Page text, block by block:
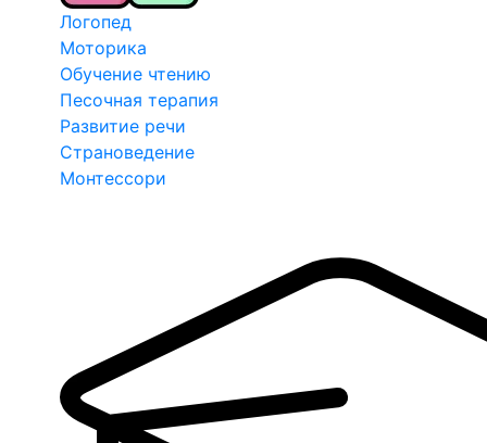
Логопед
Моторика
Обучение чтению
Песочная терапия
Развитие речи
Страноведение
Монтессори